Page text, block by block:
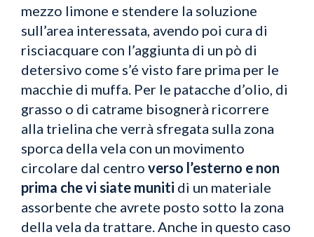
mezzo limone e stendere la soluzione
sull’area interessata, avendo poi cura di
risciacquare con l’aggiunta di un pò di
detersivo come s’é visto fare prima per le
macchie di muffa. Per le patacche d’olio, di
grasso o di catrame bisognerà ricorrere
alla trielina che verrà sfregata sulla zona
sporca della vela con un movimento
circolare dal centro verso l’esterno e non
prima che vi siate muniti di un materiale
assorbente che avrete posto sotto la zona
della vela da trattare. Anche in questo caso